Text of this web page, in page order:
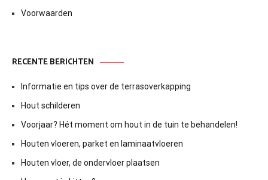
Voorwaarden
RECENTE BERICHTEN
Informatie en tips over de terrasoverkapping
Hout schilderen
Voorjaar? Hét moment om hout in de tuin te behandelen!
Houten vloeren, parket en laminaatvloeren
Houten vloer, de ondervloer plaatsen